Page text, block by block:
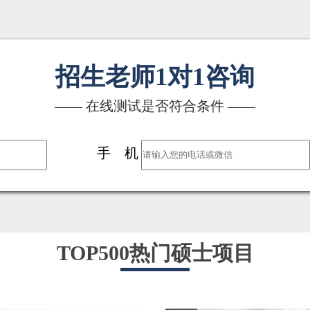
招生老师1对1咨询
—— 在线测试是否符合条件 ——
手 机
TOP500热门硕士项目